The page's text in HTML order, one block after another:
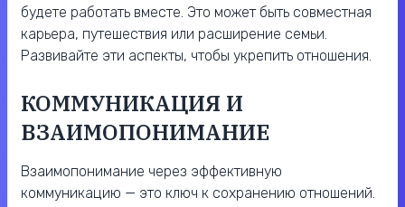
будете работать вместе. Это может быть совместная
карьера, путешествия или расширение семьи.
Развивайте эти аспекты, чтобы укрепить отношения.
КОММУНИКАЦИЯ И
ВЗАИМОПОНИМАНИЕ
Взаимопонимание через эффективную
коммуникацию — это ключ к сохранению отношений.